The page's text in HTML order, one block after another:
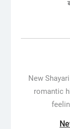
New
romantic